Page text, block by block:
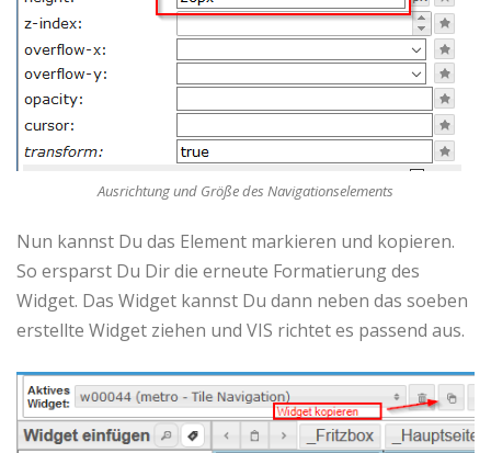
Ausrichtung und Größe des Navigationselements
Nun kannst Du das Element markieren und kopieren.
So ersparst Du Dir die erneute Formatierung des
Widget. Das Widget kannst Du dann neben das soeben
erstellte Widget ziehen und VIS richtet es passend aus.